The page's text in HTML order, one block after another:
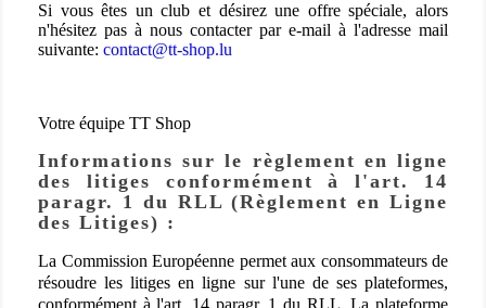
Si vous êtes un club et désirez une offre spéciale, alors
n'hésitez pas à nous contacter par e-mail à l'adresse mail
suivante: contact@tt-shop.lu
Votre équipe TT Shop
Informations sur le règlement en ligne
des litiges conformément à l'art. 14
paragr. 1 du RLL (Règlement en Ligne
des Litiges) :
La Commission Européenne permet aux consommateurs de
résoudre les litiges en ligne sur l'une de ses plateformes,
conformément à l'art. 14 paragr. 1 du RLL. La plateforme